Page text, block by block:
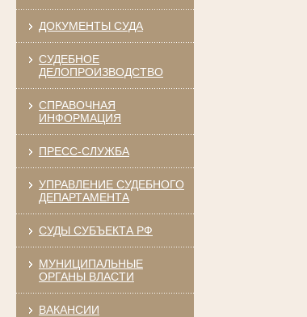
ДОКУМЕНТЫ СУДА
СУДЕБНОЕ
ДЕЛОПРОИЗВОДСТВО
СПРАВОЧНАЯ
ИНФОРМАЦИЯ
ПРЕСС-СЛУЖБА
УПРАВЛЕНИЕ СУДЕБНОГО
ДЕПАРТАМЕНТА
СУДЫ СУБЪЕКТА РФ
МУНИЦИПАЛЬНЫЕ
ОРГАНЫ ВЛАСТИ
ВАКАНСИИ